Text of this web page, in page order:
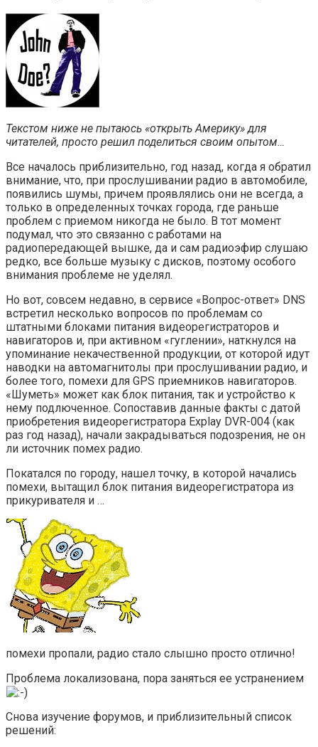
Текстом ниже не пытаюсь «открыть Америку» для
читателей, просто решил поделиться своим опытом…
Все началось приблизительно, год назад, когда я обратил
внимание, что, при прослушивании радио в автомобиле,
появились шумы, причем проявлялись они не всегда, а
только в определенных точках города, где раньше
проблем с приемом никогда не было. В тот момент
подумал, что это связанно с работами на
радиопередающей вышке, да и сам радиоэфир слушаю
редко, все больше музыку с дисков, поэтому особого
внимания проблеме не уделял.
Но вот, совсем недавно, в сервисе «Вопрос-ответ» DNS
встретил несколько вопросов по проблемам со
штатными блоками питания видеорегистраторов и
навигаторов и, при активном «гуглении», наткнулся на
упоминание некачественной продукции, от которой идут
наводки на автомагнитолы при прослушивании радио, и
более того, помехи для GPS приемников навигаторов.
«Шуметь» может как блок питания, так и устройство к
нему подлюченное. Сопоставив данные факты с датой
приобретения видеорегистратора Explay DVR-004 (как
раз год назад), начали закрадываться подозрения, не он
ли источник помех радио.
Покатался по городу, нашел точку, в которой начались
помехи, вытащил блок питания видеорегистратора из
прикуривателя и …
помехи пропали, радио стало слышно просто отлично!
Проблема локализована, пора заняться ее устранением
Снова изучение форумов, и приблизительный список
решений: